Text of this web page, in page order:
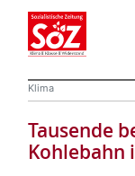
Klima
Tausende
Kohlebahn